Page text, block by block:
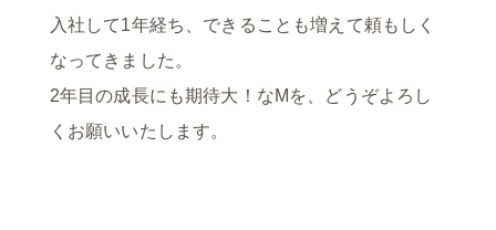
入社して1年経ち、できることも増えて頼もしく
なってきました。
2年目の成長にも期待大！なMを、どうぞよろし
くお願いいたします。